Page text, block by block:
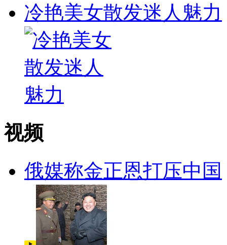
冷艳美女散发迷人魅力
视频
俄媒称金正恩打压中国